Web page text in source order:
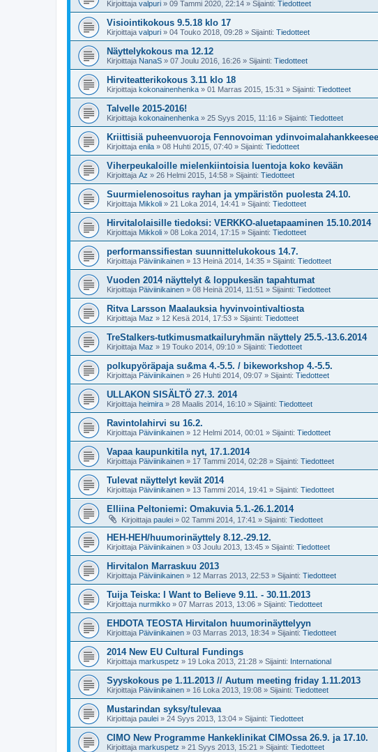
Kirjoittaja valpuri » 09 Tammi 2020, 22:14 » Sijainti: Tiedotteet
Visiointikokous 9.5.18 klo 17
Kirjoittaja valpuri » 04 Touko 2018, 09:28 » Sijainti: Tiedotteet
Näyttelykokous ma 12.12
Kirjoittaja NanaS » 07 Joulu 2016, 16:26 » Sijainti: Tiedotteet
Hirviteatterikokous 3.11 klo 18
Kirjoittaja kokonainenhenka » 01 Marras 2015, 15:31 » Sijainti: Tiedotteet
Talvelle 2015-2016!
Kirjoittaja kokonainenhenka » 25 Syys 2015, 11:16 » Sijainti: Tiedotteet
Kriittisiä puheenvuoroja Fennovoiman
Kirjoittaja enila » 08 Huhti 2015, 07:40 » Sijainti: Tiedotteet
Viherpeukaloille mielenkiintoisia luentoja koko kevään
Kirjoittaja Az » 26 Helmi 2015, 14:58 » Sijainti: Tiedotteet
Suurmielenosoitus rayhan ja ympäristön puolesta 24.10.
Kirjoittaja Mikkoli » 21 Loka 2014, 14:41 » Sijainti: Tiedotteet
Hirvitalolaisille tiedoksi: VERKKO-aluetapaaminen 15.10.2014
Kirjoittaja Mikkoli » 08 Loka 2014, 17:15 » Sijainti: Tiedotteet
performanssifiestan suunnittelukokous 14.7.
Kirjoittaja Päiviinikainen » 13 Heinä 2014, 14:35 » Sijainti: Tiedotteet
Vuoden 2014 näyttelyt & loppukesän tapahtumat
Kirjoittaja Päiviinikainen » 08 Heinä 2014, 11:51 » Sijainti: Tiedotteet
Ritva Larsson Maalauksia hyvinvointivaltiosta
Kirjoittaja Maz » 12 Kesä 2014, 17:53 » Sijainti: Tiedotteet
TreStalkers-tutkimusmatkailuryhmän näyttely 25.5.-13.6.2014
Kirjoittaja Maz » 19 Touko 2014, 09:10 » Sijainti: Tiedotteet
polkupyöräpaja su&ma 4.-5.5. / bikeworkshop 4.-5.5.
Kirjoittaja Päiviinikainen » 26 Huhti 2014, 09:07 » Sijainti: Tiedotteet
ULLAKON SISÄLTÖ 27.3. 2014
Kirjoittaja heimira » 28 Maalis 2014, 16:10 » Sijainti: Tiedotteet
Ravintolahirvi su 16.2.
Kirjoittaja Päiviinikainen » 12 Helmi 2014, 00:01 » Sijainti: Tiedotteet
Vapaa kaupunkitila nyt, 17.1.2014
Kirjoittaja Päiviinikainen » 17 Tammi 2014, 02:28 » Sijainti: Tiedotteet
Tulevat näyttelyt kevät 2014
Kirjoittaja Päiviinikainen » 13 Tammi 2014, 19:41 » Sijainti: Tiedotteet
Elliina Peltoniemi: Omakuvia 5.1.-26.1.2014
Kirjoittaja paulei » 02 Tammi 2014, 17:41 » Sijainti: Tiedotteet
HEH-HEH/huumorinäyttely 8.12.-29.12.
Kirjoittaja Päiviinikainen » 03 Joulu 2013, 13:45 » Sijainti: Tiedotteet
Hirvitalon Marraskuu 2013
Kirjoittaja Päiviinikainen » 12 Marras 2013, 22:53 » Sijainti: Tiedotteet
Tuija Teiska: I Want to Believe 9.11. - 30.11.2013
Kirjoittaja nurmikko » 07 Marras 2013, 13:06 » Sijainti: Tiedotteet
EHDOTA TEOSTA Hirvitalon huumorinäyttelyyn
Kirjoittaja Päiviinikainen » 03 Marras 2013, 18:34 » Sijainti: Tiedotteet
2014 New EU Cultural Fundings
Kirjoittaja markuspetz » 19 Loka 2013, 21:28 » Sijainti: International
Syyskokous pe 1.11.2013 // Autum meeting friday 1.11.2013
Kirjoittaja Päiviinikainen » 16 Loka 2013, 19:08 » Sijainti: Tiedotteet
Mustarindan syksy/tulevaa
Kirjoittaja paulei » 24 Syys 2013, 13:04 » Sijainti: Tiedotteet
CIMO New Programme Hankeklinikat CIMOssa 26.9. ja 17.10.
Kirjoittaja markuspetz » 21 Syys 2013, 15:21 » Sijainti: Tiedotteet